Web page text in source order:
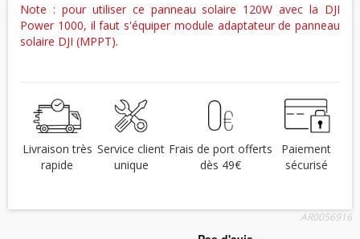
Note : pour utiliser ce panneau solaire 120W avec la DJI
Power 1000, il faut s'équiper module adaptateur de panneau
solaire DJI (MPPT).
Livraison très
rapide
Service client
unique
Frais de port offerts
dès 49€
Paiement
sécurisé
AR0056916